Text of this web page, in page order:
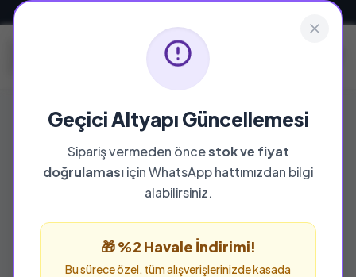
Geçici Altyapı Güncellemesi
Sipariş vermeden öncestok ve fiyat
doğrulamasıiçin WhatsApp hattımızdan bilgi
alabilirsiniz.
🎁 %2 Havale İndirimi!
Bu sürece özel, tüm alışverişlerinizde kasada